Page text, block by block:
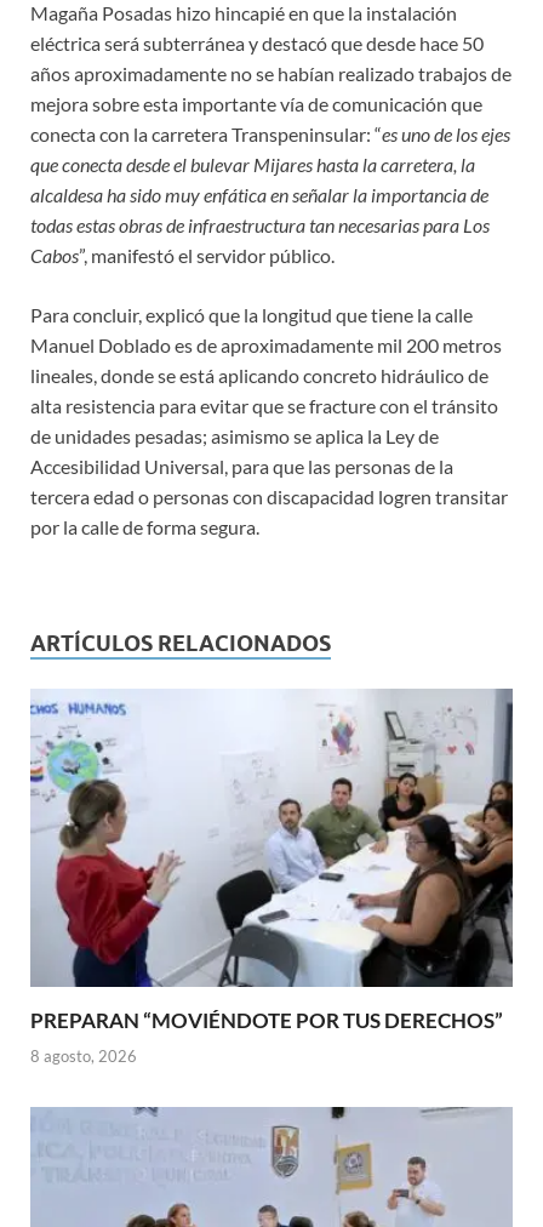
Magaña Posadas hizo hincapié en que la instalación
eléctrica será subterránea y destacó que desde hace 50
años aproximadamente no se habían realizado trabajos de
mejora sobre esta importante vía de comunicación que
conecta con la carretera Transpeninsular: “es uno de los ejes
que conecta desde el bulevar Mijares hasta la carretera, la
alcaldesa ha sido muy enfática en señalar la importancia de
todas estas obras de infraestructura tan necesarias para Los
Cabos”, manifestó el servidor público.
Para concluir, explicó que la longitud que tiene la calle
Manuel Doblado es de aproximadamente mil 200 metros
lineales, donde se está aplicando concreto hidráulico de
alta resistencia para evitar que se fracture con el tránsito
de unidades pesadas; asimismo se aplica la Ley de
Accesibilidad Universal, para que las personas de la
tercera edad o personas con discapacidad logren transitar
por la calle de forma segura.
ARTÍCULOS RELACIONADOS
PREPARAN “MOVIÉNDOTE POR TUS DERECHOS”
8 agosto, 2026